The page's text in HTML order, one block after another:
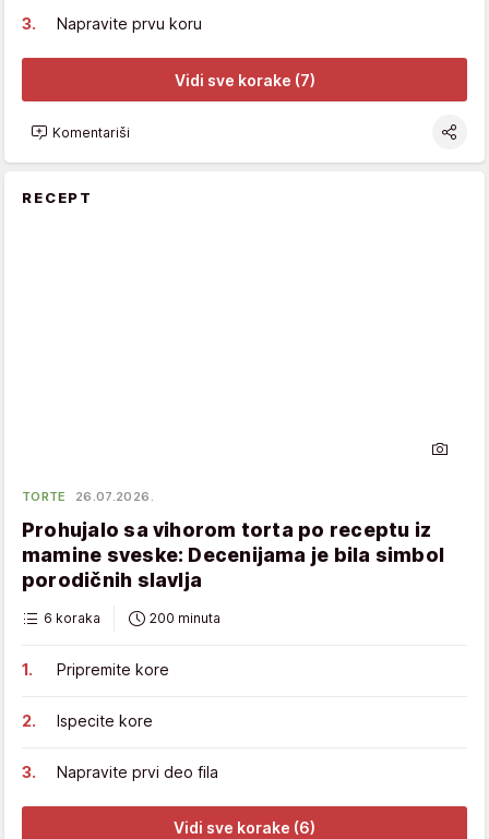
Napravite prvu koru
Vidi sve korake (7)
Komentariši
RECEPT
TORTE 26.07.2026.
Prohujalo sa vihorom torta po receptu iz
mamine sveske: Decenijama je bila simbol
porodičnih slavlja
6 koraka 200 minuta
Pripremite kore
Ispecite kore
Napravite prvi deo fila
Vidi sve korake (6)